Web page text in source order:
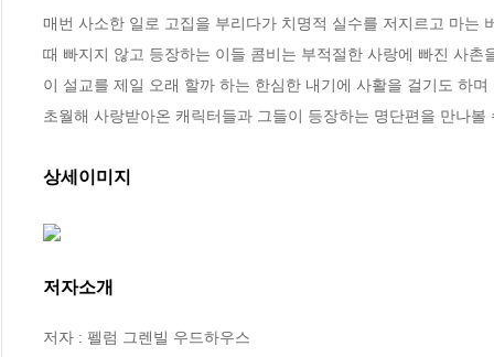
매번 사소한 일로 고집을 부리다가 치명적 실수를 저지르고 마는
때 빠지지 않고 등장하는 이들 콤비는 부적절한 사랑에 빠진 사촌
이 설교를 제일 오래 할까 하는 한심한 내기에 사활을 걸기도 하
초월해 사랑받아온 캐릭터들과 그들이 등장하는 명단편을 만나볼
상세이미지
저자소개
저자 : 펠럼 그렌빌 우드하우스